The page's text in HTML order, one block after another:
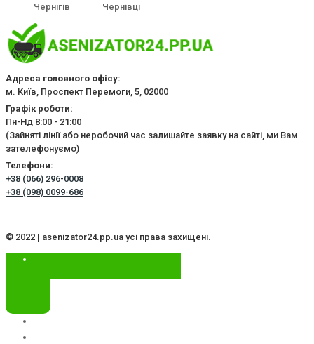
Чернігів Чернівці
Адреса головного офісу:
м. Київ, Проспект Перемоги, 5, 02000
Графік роботи:
Пн-Нд 8:00 - 21:00
(Зайняті лінії або неробочий час залишайте заявку на сайті, ми Вам
зателефонуємо)
Телефони:
+38 (066) 296-0008
+38 (098) 0099-686
© 2022 | asenizator24.pp.ua усі права захищені.